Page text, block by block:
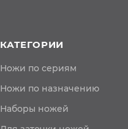
КАТЕГОРИИ
Ножи по сериям
Ножи по назначению
Наборы ножей